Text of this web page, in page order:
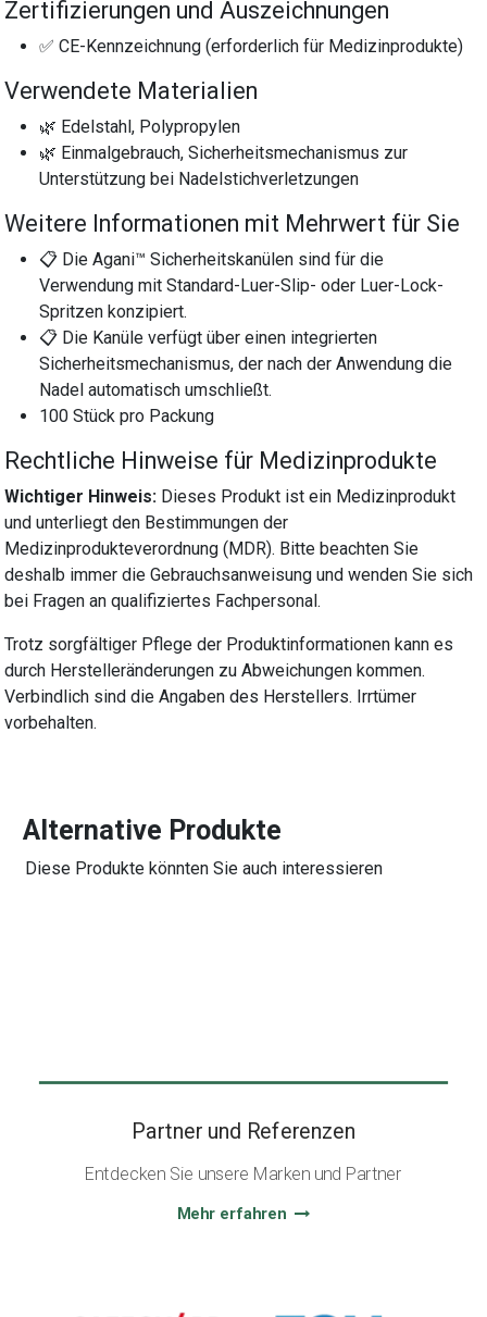
Zertifizierungen und Auszeichnungen
✅ CE-Kennzeichnung (erforderlich für Medizinprodukte)
Verwendete Materialien
🌿 Edelstahl, Polypropylen
🌿 Einmalgebrauch, Sicherheitsmechanismus zur
Unterstützung bei Nadelstichverletzungen
Weitere Informationen mit Mehrwert für Sie
📋 Die Agani™ Sicherheitskanülen sind für die
Verwendung mit Standard-Luer-Slip- oder Luer-Lock-
Spritzen konzipiert.
📋 Die Kanüle verfügt über einen integrierten
Sicherheitsmechanismus, der nach der Anwendung die
Nadel automatisch umschließt.
100 Stück pro Packung
Rechtliche Hinweise für Medizinprodukte
Wichtiger Hinweis: Dieses Produkt ist ein Medizinprodukt
und unterliegt den Bestimmungen der
Medizinprodukteverordnung (MDR). Bitte beachten Sie
deshalb immer die Gebrauchsanweisung und wenden Sie sich
bei Fragen an qualifiziertes Fachpersonal.
Trotz sorgfältiger Pflege der Produktinformationen kann es
durch Herstelleränderungen zu Abweichungen kommen.
Verbindlich sind die Angaben des Herstellers. Irrtümer
vorbehalten.
Alternative Produkte
Diese Produkte könnten Sie auch interessieren
Partner und Referenzen
Entdecken Sie unsere Marken und Partner
Mehr erfahren